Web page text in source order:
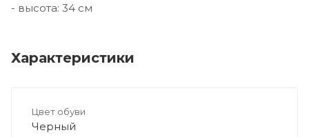
- высота: 34 см
Характеристики
Цвет обуви
Черный